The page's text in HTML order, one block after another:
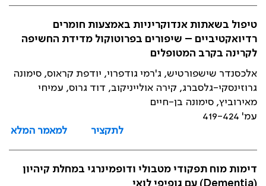
טיפול בשאתות אנדוקריניות באמצעות חומרים
רדיואקטיביים – שיפורים בפרוטוקול מדידת החשיפה
לקרינה בקרב המטופלים
אלכסנדר שישפורטיש, ג'רמי גודפרוי, יודפת קראוס, סימונה
גרוזינסקי-גלסברג, קירה אולייניקוב, דוד גרוס, עמיחי
מאירוביץ, סימונה בן-חיים
עמ' 419-424
לתקציר
למאמר המלא
דימות מוח תפקודי מטבולי ודופמינרגי במחלת קיהיון
(Dementia) עם גופיפי לואי